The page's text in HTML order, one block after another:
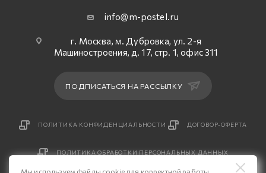
info@m-postel.ru
г. Москва, м. Дубровка, ул. 2-я
Машиностроения, д. 17, стр. 1, офис 311
ПОДПИСАТЬСЯ НА РАССЫЛКУ
ПОЛИТИКА КОНФИДЕНЦИАЛЬНОСТИ ДОГОВОР-ОФЕРТА
ПОЛИТИКА ОБРАБОТКИ ПЕРСОНАЛЬНЫХ ДАННЫХ
Мы используем файлы cookie для корректной работы